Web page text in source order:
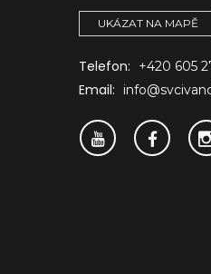
UKÁZAT NA MAPĚ
Telefon: +420 605
Email: